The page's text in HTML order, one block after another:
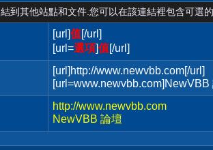
到其他站點和文件.您可以在該連結裡包含可選
[url]值[/url]
[url=選項]值[/url]
[url]http://www.newvbb.com[/url]
[url=www.newvbb.com]NewVBB
http://www.newvbb.com
NewVBB 論壇